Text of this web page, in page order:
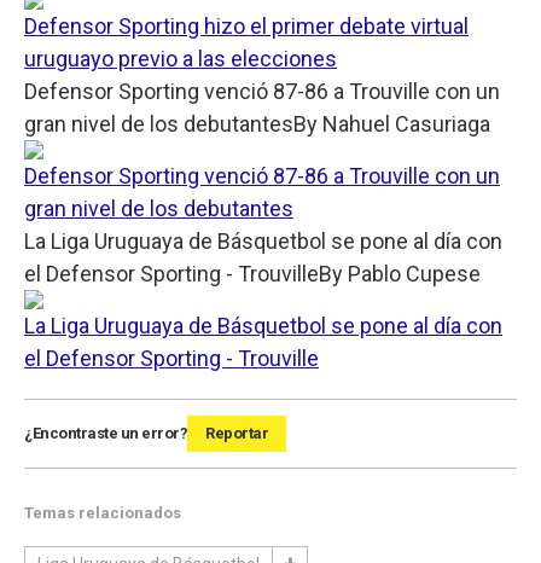
Defensor Sporting hizo el primer debate virtual
uruguayo previo a las elecciones
Defensor Sporting venció 87-86 a Trouville con un
gran nivel de los debutantesBy Nahuel Casuriaga
Defensor Sporting venció 87-86 a Trouville con un
gran nivel de los debutantes
La Liga Uruguaya de Básquetbol se pone al día con
el Defensor Sporting - TrouvilleBy Pablo Cupese
La Liga Uruguaya de Básquetbol se pone al día con
el Defensor Sporting - Trouville
¿Encontraste un error? Reportar
Temas relacionados